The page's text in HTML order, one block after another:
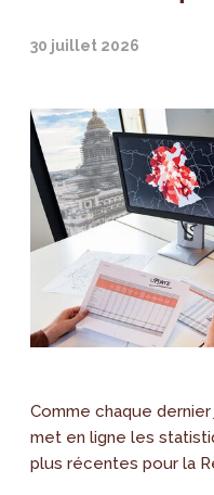
30 juillet 2026
Comme chaque dernier
met en ligne les
plus récentes pour la